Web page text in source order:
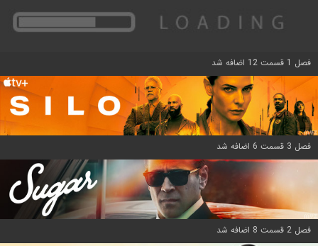
فصل 1 قسمت 12 اضافه شد
فصل 3 قسمت 6 اضافه شد
فصل 2 قسمت 8 اضافه شد